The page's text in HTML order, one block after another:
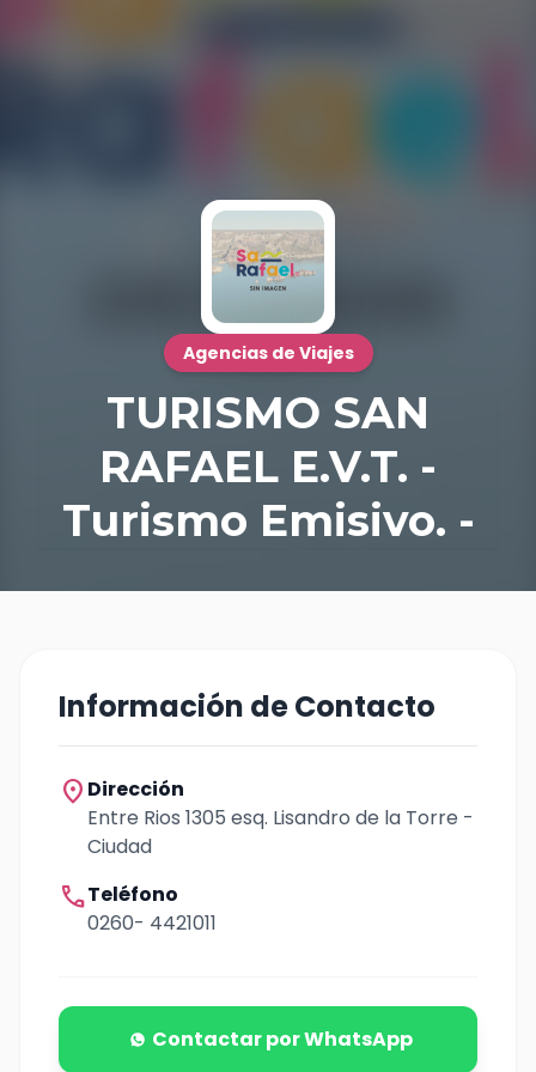
Agencias de Viajes
TURISMO SAN
RAFAEL E.V.T. -
Turismo Emisivo. -
Información de Contacto
location_on Dirección
Entre Rios 1305 esq. Lisandro de la Torre -
Ciudad
callTeléfono
0260- 4421011
Contactar por WhatsApp